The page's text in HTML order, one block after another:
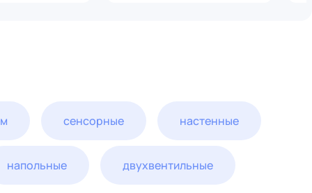
сенсорные настенные
напольные двухвентильные